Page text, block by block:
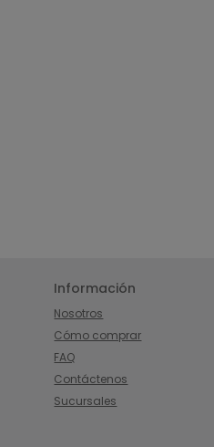
Información
Nosotros
Cómo comprar
FAQ
Contáctenos
Sucursales